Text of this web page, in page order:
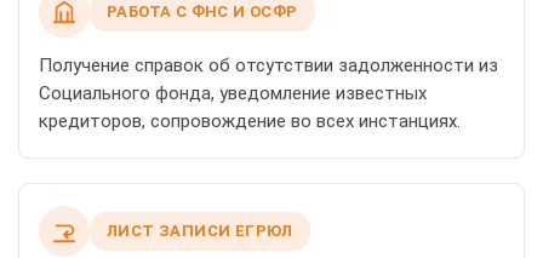
РАБОТА С ФНС И ОСФР
Получение справок об отсутствии задолженности из
Социального фонда, уведомление известных
кредиторов, сопровождение во всех инстанциях.
ЛИСТ ЗАПИСИ ЕГРЮЛ